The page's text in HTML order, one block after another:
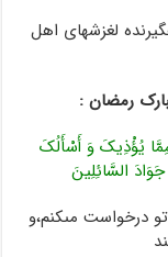
لغزشهاى اهل
رمضان :
یُؤْذِیکَ وَ أَسْأَلُکَ
السَّائِلِینَ
درخواست مى‏کنم،و